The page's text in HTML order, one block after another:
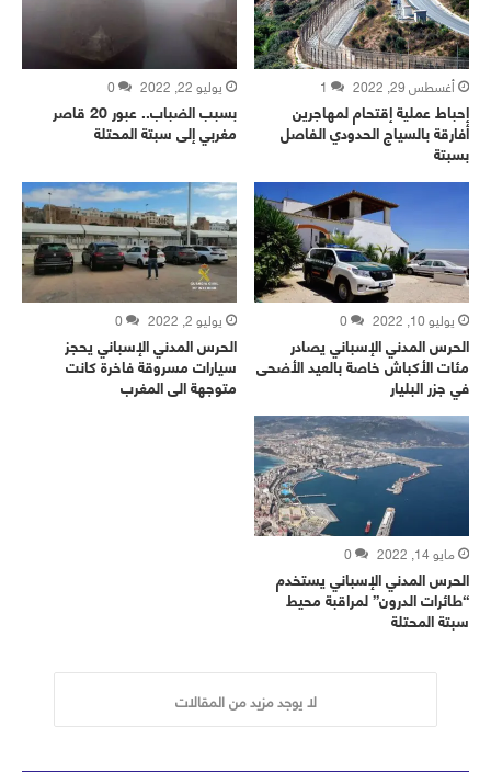
أغسطس 29, 2022 1
إحباط عملية إقتحام لمهاجرين
أفارقة بالسياج الحدودي الفاصل
بسبتة
يوليو 22, 2022 0
بسبب الضباب.. عبور 20 قاصر
مغربي إلى سبتة المحتلة
يوليو 10, 2022 0
الحرس المدني الإسباني يصادر
مئات الأكباش خاصة بالعيد الأضحى
في جزر البليار
يوليو 2, 2022 0
الحرس المدني الإسباني يحجز
سيارات مسروقة فاخرة كانت
متوجهة الى المغرب
مايو 14, 2022 0
الحرس المدني الإسباني يستخدم
“طائرات الدرون” لمراقبة محيط
سبتة المحتلة
لا يوجد مزيد من المقالات